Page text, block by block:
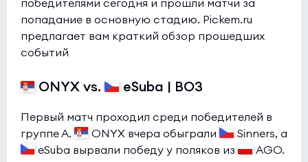
победителями сегодня и прошли матчи за
попадание в основную стадию. Pickem.ru
предлагает вам краткий обзор прошедших
событий
ONYX vs. eSuba | BO3
Первый матч проходил среди победителей в
группе А.
ONYX вчера обыграли
Sinners, а
eSuba вырвали победу у поляков из
AGO.